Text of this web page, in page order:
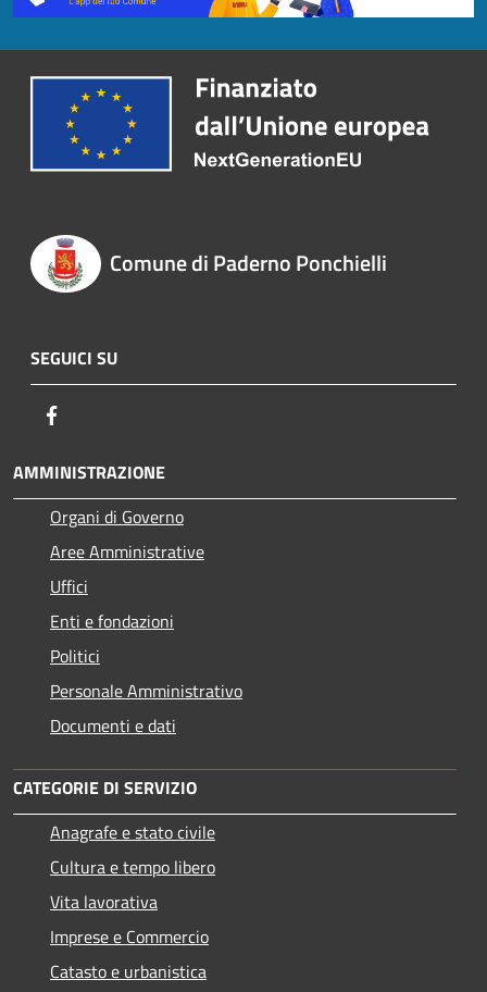
Comune di Paderno Ponchielli
SEGUICI SU
AMMINISTRAZIONE
Organi di Governo
Aree Amministrative
Uffici
Enti e fondazioni
Politici
Personale Amministrativo
Documenti e dati
CATEGORIE DI SERVIZIO
Anagrafe e stato civile
Cultura e tempo libero
Vita lavorativa
Imprese e Commercio
Catasto e urbanistica